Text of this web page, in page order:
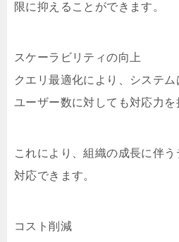
限に抑えることができます。
スケーラビリティの向上
クエリ最適化により、システ
ユーザー数に対しても対応力を
これにより、組織の成長に伴
対応できます。
コスト削減